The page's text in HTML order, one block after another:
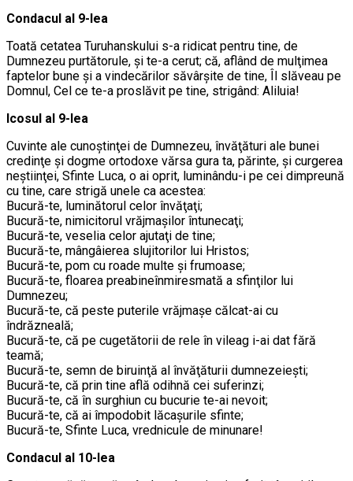
Condacul al 9-lea
Toată cetatea Turuhanskului s-a ridicat pentru tine, de
Dumnezeu purtătorule, şi te-a cerut; că, aflând de mulţimea
faptelor bune şi a vindecărilor săvârşite de tine, Îl slăveau pe
Domnul, Cel ce te-a proslăvit pe tine, strigând: Aliluia!
Icosul al 9-lea
Cuvinte ale cunoştinţei de Dumnezeu, învăţături ale bunei
credinţe şi dogme ortodoxe vărsa gura ta, părinte, şi curgerea
neştiinţei, Sfinte Luca, o ai oprit, luminându-i pe cei dimpreună
cu tine, care strigă unele ca acestea:
Bucură-te, luminătorul celor învăţaţi;
Bucură-te, nimicitorul vrăjmaşilor întunecaţi;
Bucură-te, veselia celor ajutaţi de tine;
Bucură-te, mângâierea slujitorilor lui Hristos;
Bucură-te, pom cu roade multe şi frumoase;
Bucură-te, floarea preabineînmiresmată a sfinţilor lui
Dumnezeu;
Bucură-te, că peste puterile vrăjmaşe călcat-ai cu
îndrăzneală;
Bucură-te, că pe cugetătorii de rele în vileag i-ai dat fără
teamă;
Bucură-te, semn de biruinţă al învăţăturii dumnezeieşti;
Bucură-te, că prin tine află odihnă cei suferinzi;
Bucură-te, că în surghiun cu bucurie te-ai nevoit;
Bucură-te, că ai împodobit lăcaşurile sfinte;
Bucură-te, Sfinte Luca, vrednicule de minunare!
Condacul al 10-lea